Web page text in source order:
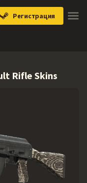
Регистрация
Rifle Skins